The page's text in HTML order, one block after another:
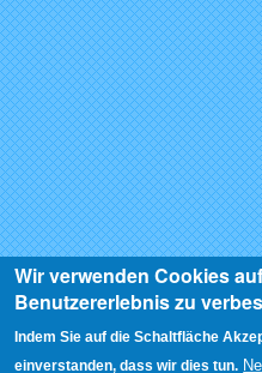
Wir verwenden Cookies
Benutzererlebnis zu
Indem Sie auf die Schaltfläche
einverstanden, dass wir dies tun.